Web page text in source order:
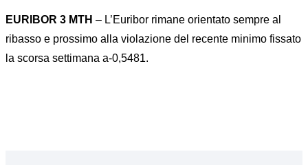
EURIBOR 3 MTH – L’Euribor rimane orientato sempre al
ribasso e prossimo alla violazione del recente minimo fissato
la scorsa settimana a-0,5481.